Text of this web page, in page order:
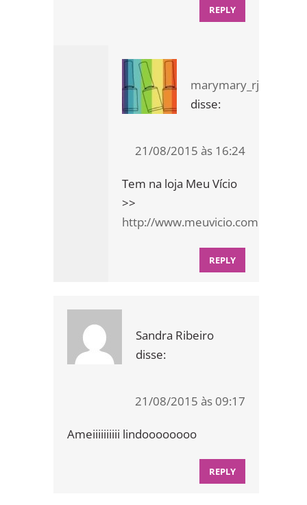
REPLY
marymary_rj
disse:
21/08/2015 às 16:24
Tem na loja Meu Vício
>>
http://www.meuvicio.com
REPLY
Sandra Ribeiro
disse:
21/08/2015 às 09:17
Ameiiiiiiiiii lindoooooooo
REPLY